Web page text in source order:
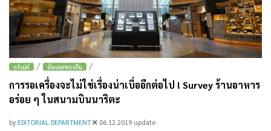
กูร์เม่ต์ / อัพเดตของกิน /
การรอเครื่องจะไม่ใช่เรื่องน่าเบื่ออีกต่อไป ! Survey ร้านอาหาร
อร่อย ๆ ในสนามบินนาริตะ
by EDITORIAL DEPARTMENT 06.12.2019 update